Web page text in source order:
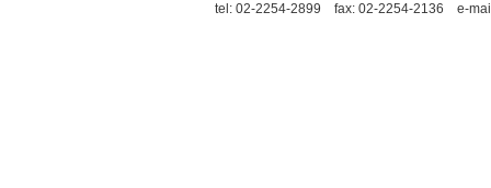
tel: 02-2254-2899 fax: 02-2254-2136 e-